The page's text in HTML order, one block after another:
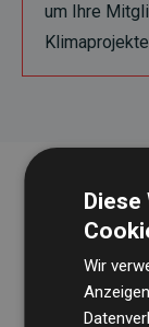
um Ihre
Wir